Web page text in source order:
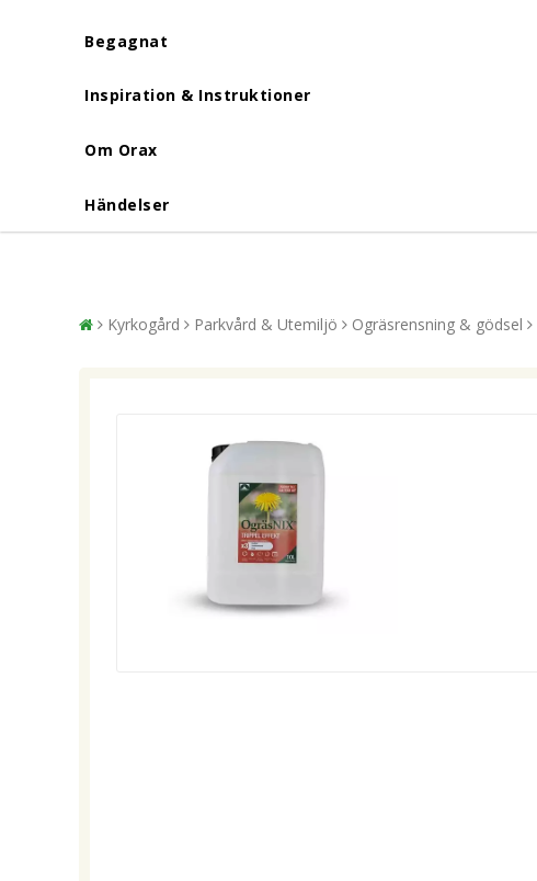
Begagnat
Inspiration & Instruktioner
Om Orax
Händelser
Kyrkogård Parkvård & Utemiljö Ogräsrensning & gödsel